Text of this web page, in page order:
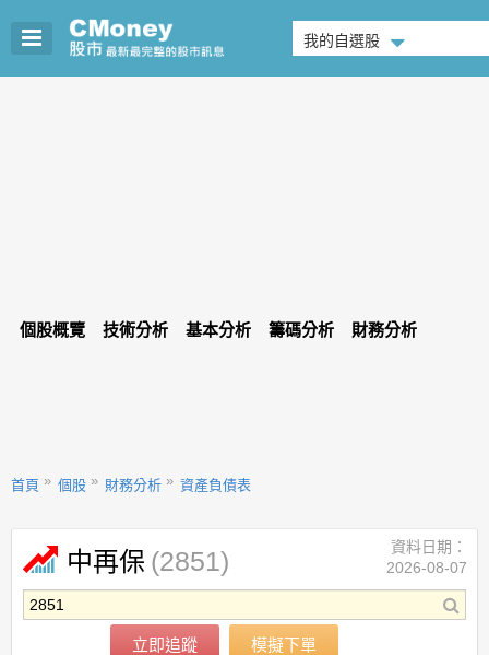
我的自選股
個股概覽 技術分析 基本分析 籌碼分析 財務分析
首頁 個股 財務分析 資產負債表
中再保 (2851)
立即追蹤 模擬下單
資料日期：
2026-08-07